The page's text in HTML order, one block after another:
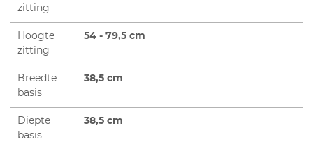
zitting
Hoogte
zitting
54 - 79,5 cm
Breedte
basis
38,5 cm
Diepte
basis
38,5 cm